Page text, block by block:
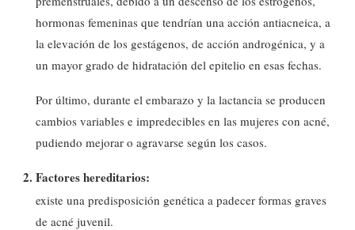
hormonas femeninas que tendrían una acción antiacneica, a
la elevación de los gestágenos, de acción androgénica, y a
un mayor grado de hidratación del epitelio en esas fechas.
Por último, durante el embarazo y la lactancia se producen
cambios variables e impredecibles en las mujeres con acné,
pudiendo mejorar o agravarse según los casos.
Factores hereditarios:
existe una predisposición genética a padecer formas graves
de acné juvenil.